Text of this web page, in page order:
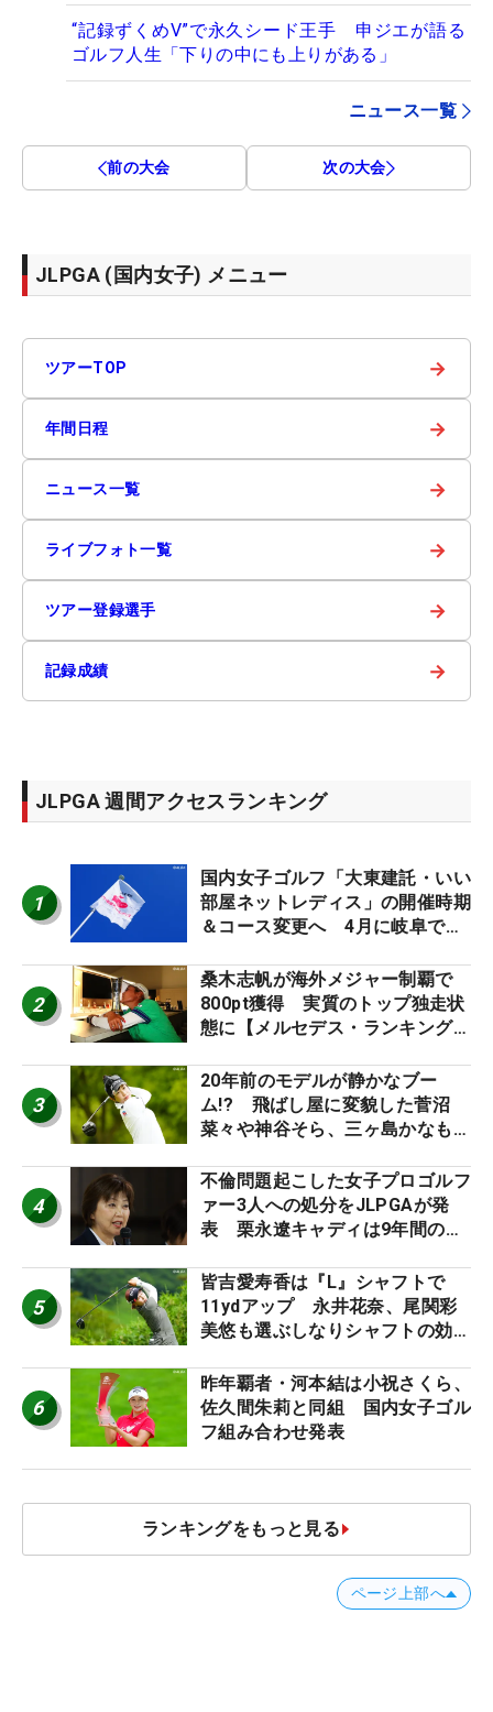
“記録ずくめV”で永久シード王手 申ジエが語る
ゴルフ人生「下りの中にも上りがある」
ニュース一覧
前の大会 次の大会
JLPGA (国内女子) メニュー
ツアーTOP →
年間日程 →
ニュース一覧 →
ライブフォト一覧 →
ツアー登録選手 →
記録成績 →
JLPGA 週間アクセスランキング
1
国内女子ゴルフ「大東建託・いい
部屋ネットレディス」の開催時期
＆コース変更へ 4月に岐阜で開
2
桑木志帆が海外メジャー制覇で
800pt獲得 実質のトップ独走状
態に【メルセデス・ランキング番
3
20年前のモデルが静かなブー
ム!? 飛ばし屋に変貌した菅沼
菜々や神谷そら、三ヶ島かなも使
ロたちの“飛ばしギア”】
4
不倫問題起こした女子プロゴルフ
ァー3人への処分をJLPGAが発
表 栗永遼キャディは9年間の立
5
皆吉愛寿香は『L』シャフトで
11ydアップ 永井花奈、尾関彩
美悠も選ぶしなりシャフトの効果
ア”】
6
昨年覇者・河本結は小祝さくら、
佐久間朱莉と同組 国内女子ゴル
フ組み合わせ発表
ランキングをもっと見る
ページ上部へ